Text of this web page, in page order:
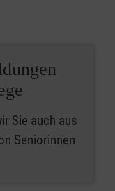
Sie auch aus
Seniorinnen